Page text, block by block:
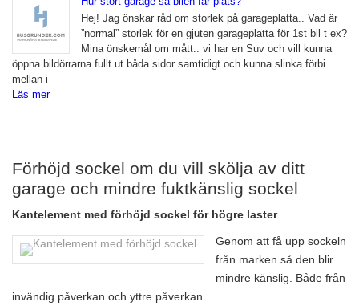
Hej! Jag önskar råd om storlek på garageplatta.. Vad är
”normal” storlek för en gjuten garageplatta för 1st bil t ex?
Mina önskemål om mått.. vi har en Suv och vill kunna
öppna bildörrarna fullt ut båda sidor samtidigt och kunna slinka förbi
mellan i
Läs mer
Förhöjd sockel om du vill skölja av ditt
garage och mindre fuktkänslig sockel
Kantelement med förhöjd sockel för högre laster
Genom att få upp sockeln
från marken så den blir
mindre känslig. Både från
invändig påverkan och yttre påverkan.